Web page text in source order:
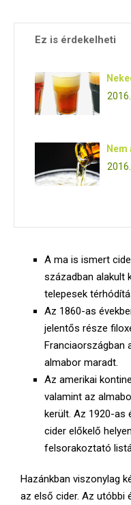
Ez is érdekelheti
Nem
A ma is ismert
században alakult
telepesek
Az 1860-as
jelentős része
Franciaországban
almabor maradt.
Az amerikai
valamint az
került. Az 1920-as
cider előkelő
felsorakoztató
Hazánkban viszonylag
az első cider. Az utóbbi